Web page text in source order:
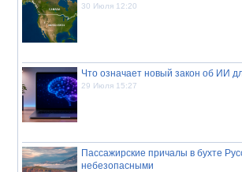
30 Июля 12:20
Что означает новый закон об ИИ
29 Июля 15:27
Пассажирские причалы в бухте
небезопасными